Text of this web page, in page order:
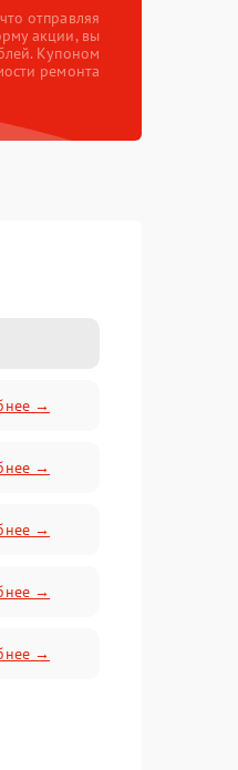
отправляя
акции, вы
Купоном
ремонта
→
→
→
→
→